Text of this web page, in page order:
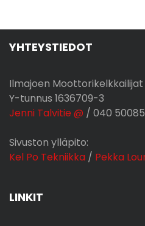
YHTEYSTIEDOT
Ilmajoen Moottorikelkkailijat
Y-tunnus 1636709-3
Jenni Talvitie @ / 040
Sivuston ylläpito:
Kel Po Tekniikka / Pekka
LINKIT